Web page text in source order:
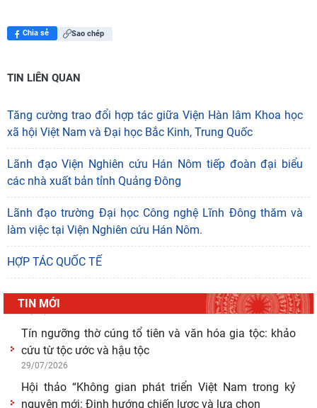
Chia sẻ Sao chép
TIN LIÊN QUAN
Tăng cường trao đổi hợp tác giữa Viện Hàn lâm Khoa học
xã hội Việt Nam và Đại học Bắc Kinh, Trung Quốc
Lãnh đạo Viện Nghiên cứu Hán Nôm tiếp đoàn đại biểu
các nhà xuất bản tỉnh Quảng Đông
Lãnh đạo trường Đại học Công nghệ Lĩnh Đông thăm và
làm việc tại Viện Nghiên cứu Hán Nôm.
HỢP TÁC QUỐC TẾ
TIN MỚI
của lịch sử cận đại Việt Nam” - sách của tác
05/08/2026
Hoạt động khoa học của Trung tâm Văn hiến học cổ
Lớp bồi dưỡng Hán Nôm cơ bản cho viên chức Viện
Hàn lâm Khoa học xã hội Việt Nam hoàn thành
chương
03/08/2026
Giá trị truyền thống trong xây dựng và hoàn thiện hệ
thống thực thi quyền hành pháp ở Việt Nam hiện